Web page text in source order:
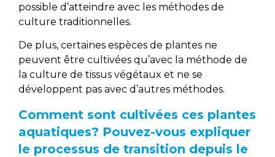
possible d’atteindre avec les méthodes de
culture traditionnelles.
De plus, certaines espèces de plantes ne
peuvent être cultivées qu’avec la méthode de
la culture de tissus végétaux et ne se
développent pas avec d’autres méthodes.
Comment sont cultivées ces plantes
aquatiques? Pouvez-vous expliquer
le processus de transition depuis le